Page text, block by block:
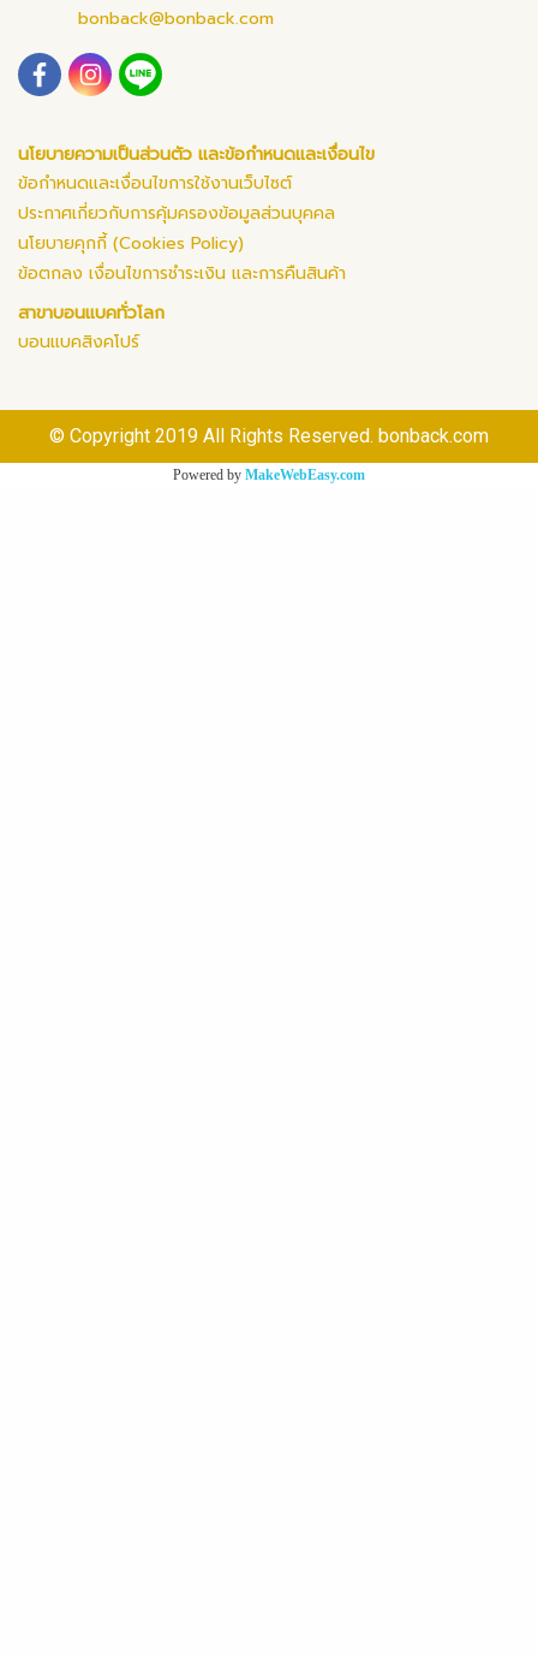
bonback@bonback.com
นโยบายความเป็นส่วนตัว และข้อกำหนดและเงื่อนไข
ข้อกำหนดและเงื่อนไขการใช้งานเว็บไซต์
ประกาศเกี่ยวกับการคุ้มครองข้อมูลส่วนบุคคล
นโยบายคุกกี้ (Cookies Policy)
ข้อตกลง เงื่อนไขการชำระเงิน และการคืนสินค้า
สาขาบอนแบคทั่วโลก
บอนแบคสิงคโปร์
© Copyright 2019 All Rights Reserved. bonback.com
Powered by MakeWebEasy.com